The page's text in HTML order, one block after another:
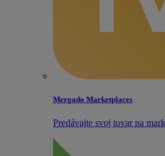
Mergado Marketplaces
Predávajte svoj tovar na